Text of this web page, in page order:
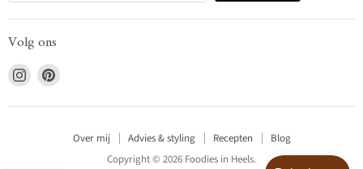
Volg ons
Vind
ons
op
Vind
op
Over mij Advies & styling Recepten
Blog
Copyright © 2026 Foodies in Heels.